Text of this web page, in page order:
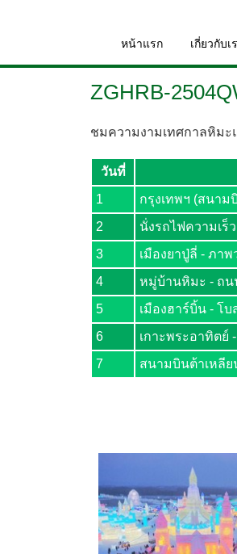
หน้าแรก เกี่ยวกับเ
ZGHRB-
ชมความงามเทศกาลหิมะ
วันที่
1
กรุงเทพฯ (สนาม
2
นั่งรถไฟความเร็
3
เมืองยาปู่
4
หมู่บ้านหิมะ - ถน
5
เมืองฮาร์บิ้น - โ
6
เกาะพระอาทิตย์
7
สนามบินต้าเหลีย